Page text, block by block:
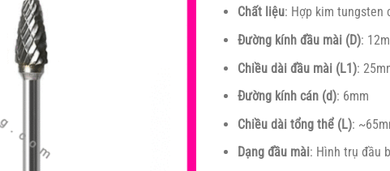
Chất liệu: Hợp kim tungsten
Đường kính đầu mài (D):
Chiều dài đầu mài (L1):
Đường kính cán (d): 6mm
Chiều dài tổng thể (L):
Dạng đầu mài: Hình trụ đầu